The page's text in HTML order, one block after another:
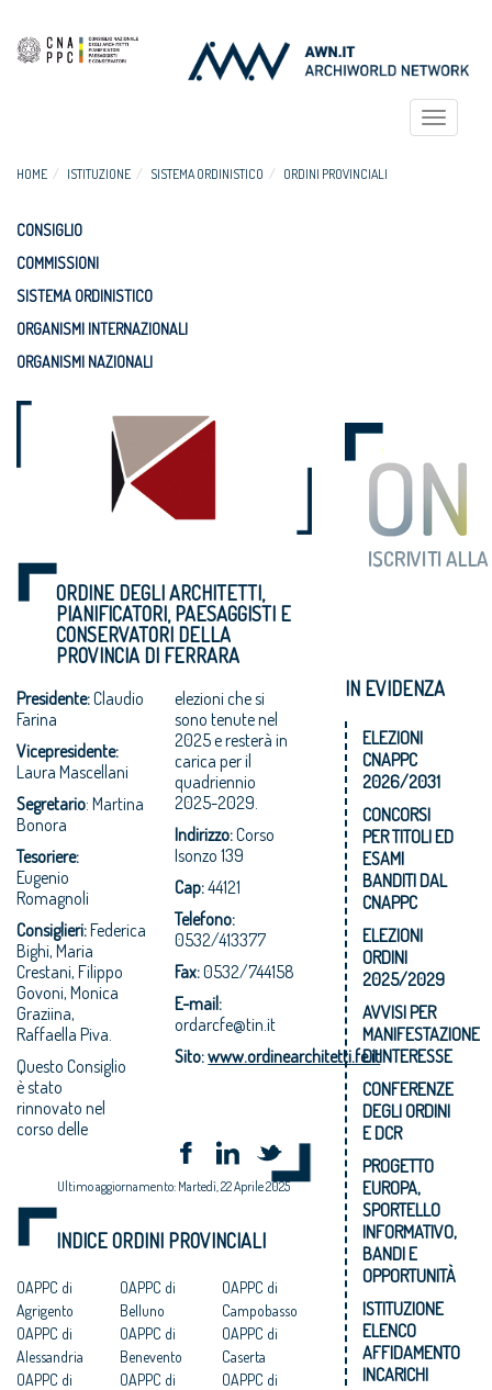
Toggle
HOME ISTITUZIONE SISTEMA ORDINISTICO ORDINI PROVINCIALI
CONSIGLIO
COMMISSIONI
SISTEMA ORDINISTICO
ORGANISMI INTERNAZIONALI
ORGANISMI NAZIONALI
ORDINE DEGLI ARCHITETTI,
PIANIFICATORI, PAESAGGISTI E
CONSERVATORI DELLA
PROVINCIA DI FERRARA
Presidente:Claudio
Farina
Vicepresidente:
Laura Mascellani
Segretario: Martina
Bonora
Tesoriere:
Eugenio
Romagnoli
Consiglieri:Federica
Bighi, Maria
Crestani, Filippo
Govoni, Monica
Graziina,
Raffaella Piva.
Questo Consiglio
è stato
rinnovato nel
corso delle
elezioni che si
sono tenute nel
2025 e resterà in
carica per il
quadriennio
2025-2029.
Indirizzo:Corso
Isonzo 139
Cap:44121
Telefono:
0532/413377
Fax:0532/744158
E-mail:
ordarcfe@tin.it
Sito:www.ordinearchitetti.fe.it
Ultimo aggiornamento: Martedì, 22 Aprile 2025
INDICE ORDINI PROVINCIALI
OAPPC di
Agrigento
OAPPC di
Alessandria
OAPPC di
OAPPC di
Belluno
OAPPC di
Benevento
OAPPC di
OAPPC di
Campobasso
OAPPC di
Caserta
OAPPC di
IN EVIDENZA
ELEZIONI
CNAPPC
2026/2031
CONCORSI
PER TITOLI ED
ESAMI
BANDITI DAL
CNAPPC
ELEZIONI
ORDINI
2025/2029
AVVISI PER
MANIFESTAZIONE
DI INTERESSE
CONFERENZE
DEGLI ORDINI
E DCR
PROGETTO
EUROPA,
SPORTELLO
INFORMATIVO,
BANDI E
OPPORTUNITÀ
ISTITUZIONE
ELENCO
AFFIDAMENTO
INCARICHI